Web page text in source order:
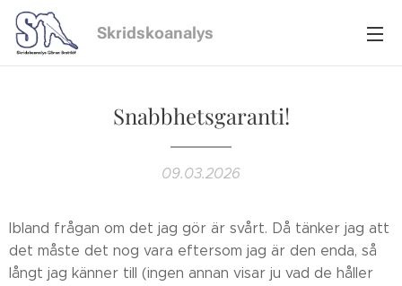
Skridskoanalys
Snabbhetsgaranti!
09.03.2026
Ibland frågan om det jag gör är svårt. Då tänker jag att
det måste det nog vara eftersom jag är den enda, så
långt jag känner till (ingen annan visar ju vad de håller